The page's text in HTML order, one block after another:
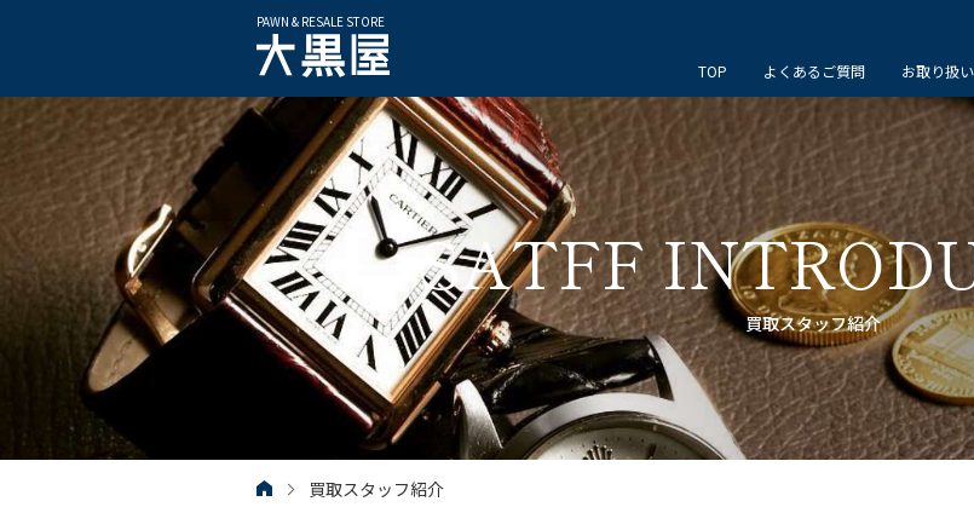
PAWN & RESALE STORE
TOP よくあるご質問 お取り扱
SATFF
買取スタッフ紹介
買取スタッフ紹介